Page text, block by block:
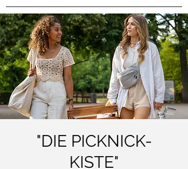
"DIE PICKNICK-
KISTE"